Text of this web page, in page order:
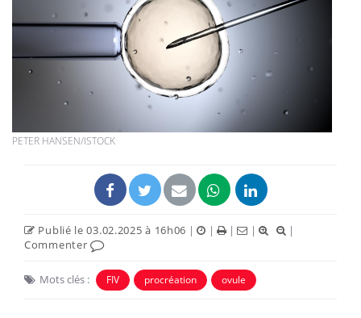
PETER HANSEN/ISTOCK
Publié le 03.02.2025 à 16h06 | | | |
|
Commenter
Mots clés : FIV procréation ovule